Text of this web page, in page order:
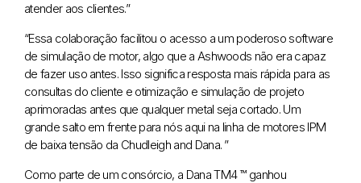
atender aos clientes.”
“Essa colaboração facilitou o acesso a um poderoso software
de simulação de motor, algo que a Ashwoods não era capaz
de fazer uso antes. Isso significa resposta mais rápida para as
consultas do cliente e otimização e simulação de projeto
aprimoradas antes que qualquer metal seja cortado. Um
grande salto em frente para nós aqui na linha de motores IPM
de baixa tensão da Chudleigh and Dana. ”
Como parte de um consórcio, a Dana TM4 ™ ganhou